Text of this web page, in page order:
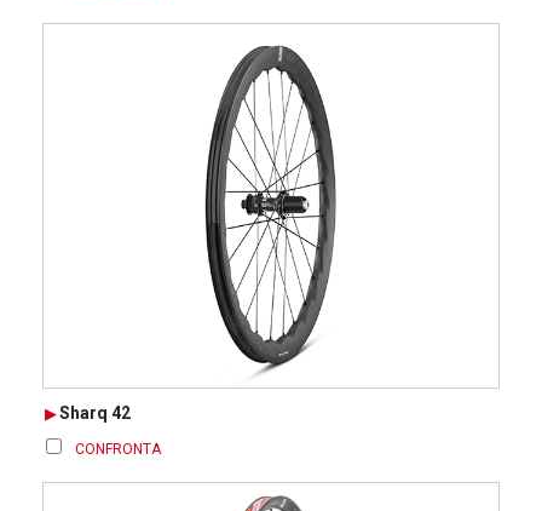
Sharq 42
CONFRONTA